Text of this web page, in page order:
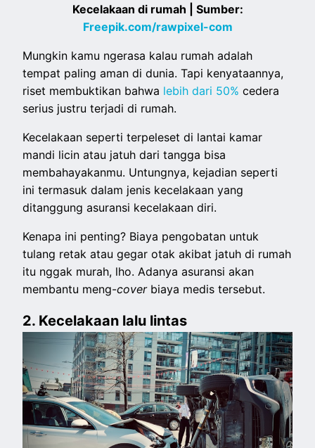
Kecelakaan di rumah | Sumber:
Freepik.com/rawpixel-com
Mungkin kamu ngerasa kalau rumah adalah
tempat paling aman di dunia. Tapi kenyataannya,
riset membuktikan bahwa lebih dari 50% cedera
serius justru terjadi di rumah.
Kecelakaan seperti terpeleset di lantai kamar
mandi licin atau jatuh dari tangga bisa
membahayakanmu. Untungnya, kejadian seperti
ini termasuk dalam jenis kecelakaan yang
ditanggung asuransi kecelakaan diri.
Kenapa ini penting? Biaya pengobatan untuk
tulang retak atau gegar otak akibat jatuh di rumah
itu nggak murah, lho. Adanya asuransi akan
membantu meng-coverbiaya medis tersebut.
2. Kecelakaan lalu lintas